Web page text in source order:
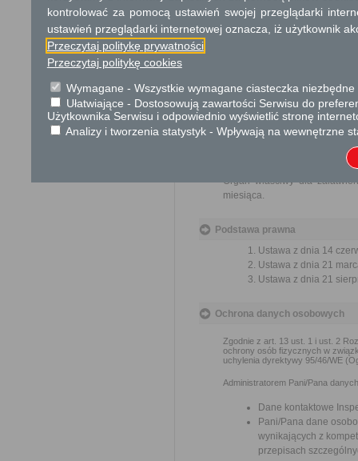
Tryb odwoławczy
Odwołanie wnosi się do
Skargi i wnioski
Przedmiotem skargi może
ich pracowników, naruszenie
spraw.
Przedmiotem wniosku
usprawnienie pracy i
Organ właściwy dla
miesiąca.
Podstawa prawna
Ustawa z dnia 14
Ustawa z dnia 21
Ustawa z dnia 21
Ochrona danych osobowych
Zgodnie z art. 13 ust. 1 i ust. 2
ochrony osób fizycznych w
uchylenia dyrektywy 95/46/WE
Administratorem Pani/Pana
Dane kontaktowe
Pani/Pana dane
wynikających z
przepisach
kontrolować za pomocą ustawień swojej przeglądarki
ustawień przeglądarki internetowej oznacza, iż użytkownik
Przeczytaj politykę prywatności
Przeczytaj politykę cookies
Wymagane - Wszystkie wymagane ciasteczka
Ułatwiające - Dostosowują zawartości Serwisu do
Użytkownika Serwisu i odpowiednio wyświetlić stronę
Analizy i tworzenia statystyk - Wpływają na wewnętrzne